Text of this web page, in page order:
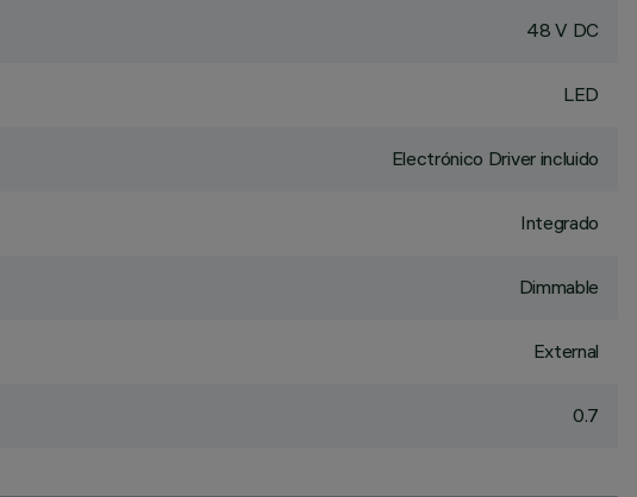
48 V DC
LED
Electrónico Driver incluido
Integrado
Dimmable
External
0.7